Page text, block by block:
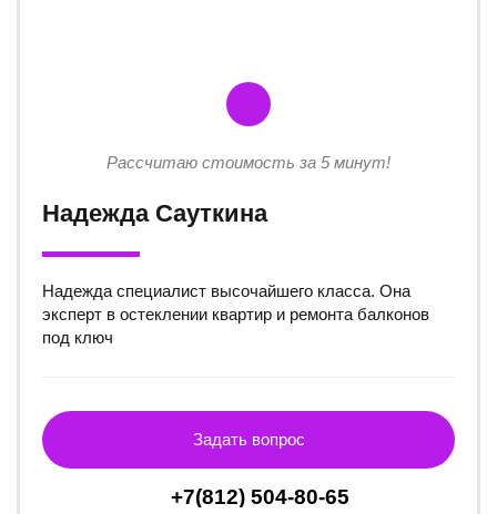
Рассчитаю стоимость за 5 минут!
Надежда Сауткина
Надежда специалист высочайшего класса. Она
эксперт в остеклении квартир и ремонта балконов
под ключ
Задать вопрос
+7(812) 504-80-65